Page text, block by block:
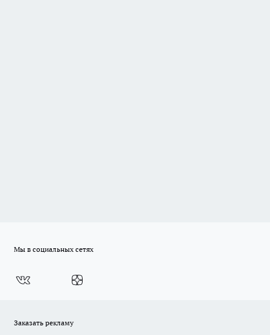
Мы в социальных сетях
Заказать рекламу